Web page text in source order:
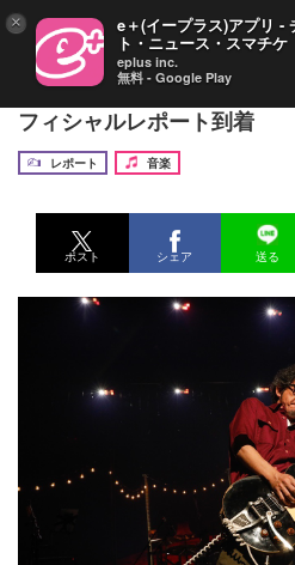
奥田民生、2年ぶり全国ツ
フィシャルレポート到着
レポート
音楽
ポスト シェア 送る
× e＋(イープラス)アプリ -
ト・ニュース・スマチケ
eplus inc.
無料 - Google Play